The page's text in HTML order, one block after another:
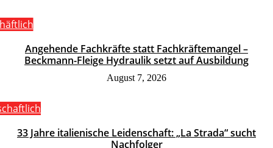
Angehende Fachkräfte statt Fachkräftemangel –
Beckmann-Fleige Hydraulik setzt auf Ausbildung
August 7, 2026
33 Jahre italienische Leidenschaft: „La Strada“ sucht
Nachfolger